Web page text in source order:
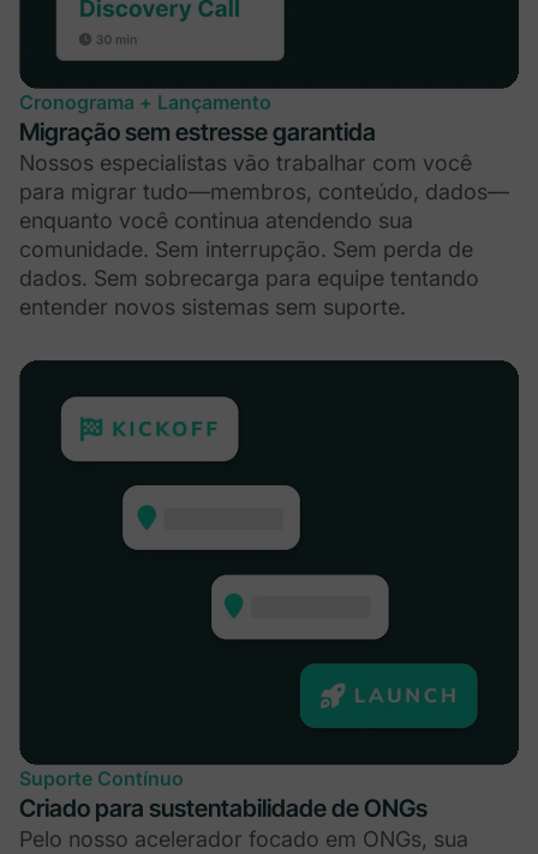
Cronograma + Lançamento
Migração sem estresse garantida
Nossos especialistas vão trabalhar com você
para migrar tudo—membros, conteúdo, dados—
enquanto você continua atendendo sua
comunidade. Sem interrupção. Sem perda de
dados. Sem sobrecarga para equipe tentando
entender novos sistemas sem suporte.
Suporte Contínuo
Criado para sustentabilidade de ONGs
Pelo nosso acelerador focado em ONGs, sua